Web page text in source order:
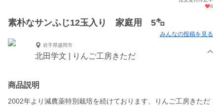
8
素朴なサンふじ12玉入り 家庭用 5㌔
みんなの投稿を見る
岩手県盛岡市
北田学文 | りんご工房きただ
商品説明
2002年より減農薬特別栽培を続けております、りんご工房きただ